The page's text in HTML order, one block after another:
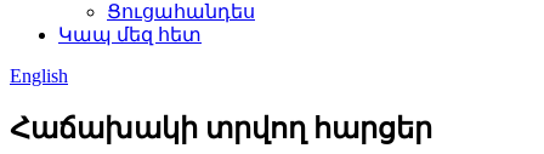
Ցուցահանդես
Կապ մեզ հետ
English
Հաճախակի տրվող հարցեր